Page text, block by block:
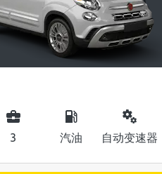
business_center
3
local_gas_station
汽油
miscellaneous_services
自动变速器